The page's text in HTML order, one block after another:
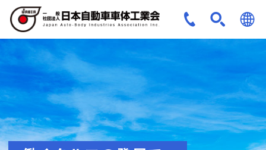
ENG
安全への取組み